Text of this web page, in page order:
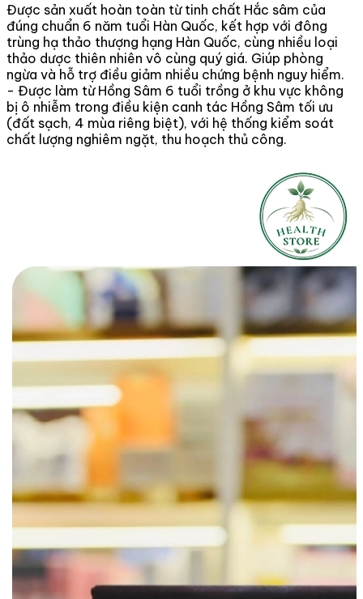
Được sản xuất hoàn toàn từ tinh chất Hắc sâm của
đúng chuẩn 6 năm tuổi Hàn Quốc, kết hợp với đông
trùng hạ thảo thượng hạng Hàn Quốc, cùng nhiều loại
thảo dược thiên nhiên vô cùng quý giá. Giúp phòng
ngừa và hỗ trợ điều giảm nhiều chứng bệnh nguy hiểm.
- Được làm từ Hồng Sâm 6 tuổi trồng ở khu vực không
bị ô nhiễm trong điều kiện canh tác Hồng Sâm tối ưu
(đất sạch, 4 mùa riêng biệt), với hệ thống kiểm soát
chất lượng nghiêm ngặt, thu hoạch thủ công.